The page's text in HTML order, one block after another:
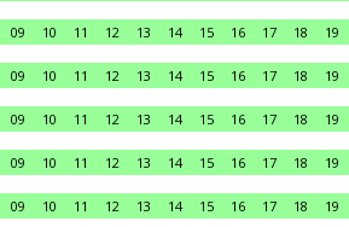
09 10 11 12 13 14 15 16 17 18 19
09 10 11 12 13 14 15 16 17 18 19
09 10 11 12 13 14 15 16 17 18 19
09 10 11 12 13 14 15 16 17 18 19
09 10 11 12 13 14 15 16 17 18 19